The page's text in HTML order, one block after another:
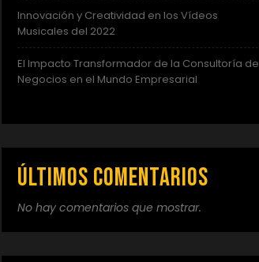
Innovación y Creatividad en los Vídeos
Musicales del 2022
El Impacto Transformador de la Consultoría de
Negocios en el Mundo Empresarial
Últimos comentarios
No hay comentarios que mostrar.